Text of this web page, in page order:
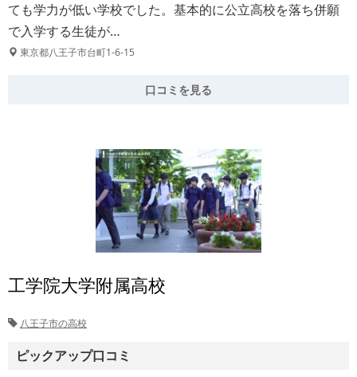
ても学力が低い学校でした。基本的に公立高校を落ち併願
で入学する生徒が…
東京都八王子市台町1-6-15
口コミを見る
工学院大学附属高校
八王子市の高校
ピックアップ口コミ